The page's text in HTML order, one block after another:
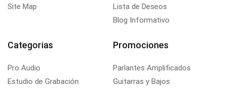
Site Map
Lista de Deseos
Blog Informativo
Categorias
Pro Audio
Estudio de Grabación
Promociones
Parlantes Amplificados
Guitarras y Bajos